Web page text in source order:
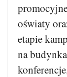
oświaty
etapie
na